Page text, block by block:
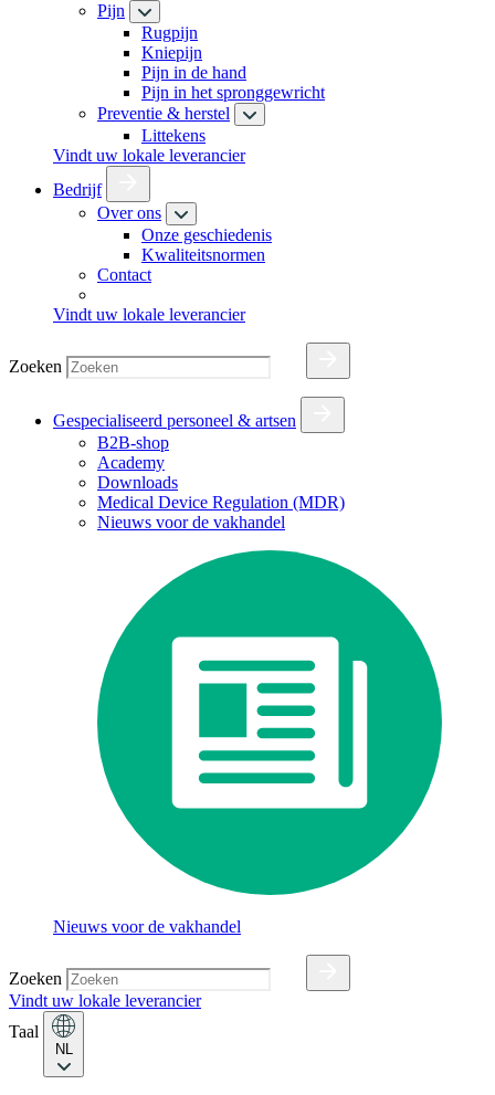
Pijn
Rugpijn
Kniepijn
Pijn in de hand
Pijn in het spronggewricht
Preventie & herstel
Littekens
Vindt uw lokale leverancier
Bedrijf
Over ons
Onze geschiedenis
Kwaliteitsnormen
Contact
Vindt uw lokale leverancier
Zoeken
Gespecialiseerd personeel & artsen
B2B-shop
Academy
Downloads
Medical Device Regulation (MDR)
Nieuws voor de vakhandel
Nieuws voor de vakhandel
Zoeken
Vindt uw lokale leverancier
Taal
NL